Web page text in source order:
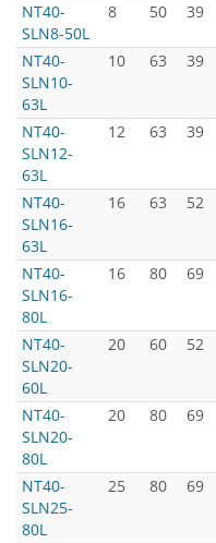
NT40-
SLN8-50L
8 50 39
NT40-
SLN10-
63L
10 63 39
NT40-
SLN12-
63L
12 63 39
NT40-
SLN16-
63L
16 63 52
NT40-
SLN16-
80L
16 80 69
NT40-
SLN20-
60L
20 60 52
NT40-
SLN20-
80L
20 80 69
NT40-
SLN25-
80L
25 80 69